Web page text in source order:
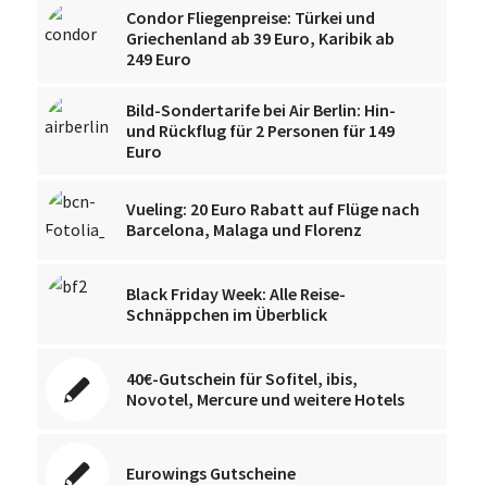
Condor Fliegenpreise: Türkei und
Griechenland ab 39 Euro, Karibik ab
249 Euro
Bild-Sondertarife bei Air Berlin: Hin-
und Rückflug für 2 Personen für 149
Euro
Vueling: 20 Euro Rabatt auf Flüge nach
Barcelona, Malaga und Florenz
Black Friday Week: Alle Reise-
Schnäppchen im Überblick
40€-Gutschein für Sofitel, ibis,
Novotel, Mercure und weitere Hotels
Eurowings Gutscheine